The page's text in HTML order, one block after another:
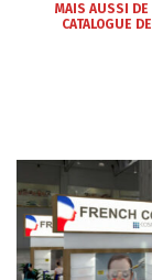
MAIS AUSSI DE
CATALOGUE